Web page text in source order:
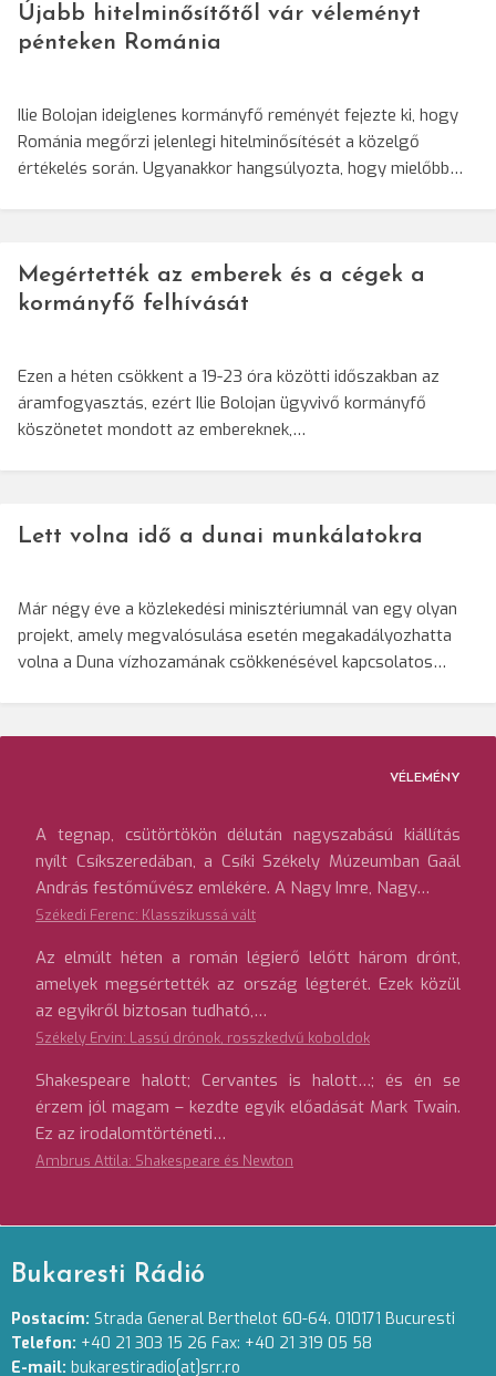
Újabb hitelminősítőtől vár véleményt
pénteken Románia
Ilie Bolojan ideiglenes kormányfő reményét fejezte ki, hogy
Románia megőrzi jelenlegi hitelminősítését a közelgő
értékelés során. Ugyanakkor hangsúlyozta, hogy mielőbb…
Megértették az emberek és a cégek a
kormányfő felhívását
Ezen a héten csökkent a 19-23 óra közötti időszakban az
áramfogyasztás, ezért Ilie Bolojan ügyvivő kormányfő
köszönetet mondott az embereknek,…
Lett volna idő a dunai munkálatokra
Már négy éve a közlekedési minisztériumnál van egy olyan
projekt, amely megvalósulása esetén megakadályozhatta
volna a Duna vízhozamának csökkenésével kapcsolatos…
VÉLEMÉNY
A tegnap, csütörtökön délután nagyszabású kiállítás
nyílt Csíkszeredában, a Csíki Székely Múzeumban Gaál
András festőművész emlékére. A Nagy Imre, Nagy…
Székedi Ferenc: Klasszikussá vált
Az elmúlt héten a román légierő lelőtt három drónt,
amelyek megsértették az ország légterét. Ezek közül
az egyikről biztosan tudható,…
Székely Ervin: Lassú drónok, rosszkedvű koboldok
Shakespeare halott; Cervantes is halott…; és én se
érzem jól magam – kezdte egyik előadását Mark Twain.
Ez az irodalomtörténeti…
Ambrus Attila: Shakespeare és Newton
Bukaresti Rádió
Postacím: Strada General Berthelot 60-64. 010171 Bucuresti
Telefon: +40 21 303 15 26 Fax: +40 21 319 05 58
E-mail: bukarestiradio[at]srr.ro